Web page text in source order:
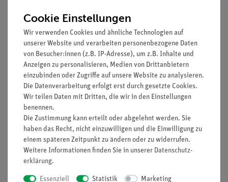
sowie ein- und ausschaltbarer Ausgang über den
PC-Software zur Fernsteuerung über USB 2.0
Zeitlich programmierbare Zyklen der Strom- und
Spannungsausgabe über die PC-Software
Schutzkontakt, aktiver PFC und große Energieeffizienz
durch intelligente Lüfterregelung
Drehgeber mit Grob- und Feineinstellung
LabViewTM - Treiber auf Software CD
Sicherheit: EN 61010-1, EN 60950-1
Zubehör: Netzkabel, USB-Kabel, Software für Windows
XP/VISTA/7/8 und Bedienungsanleitung
Anzeige 3-stellige 15 mm grüne LED-Anzeige
Cookie Einstellungen
Wir verwenden Cookies und ähnliche Technologien auf
unserer Website und verarbeiten personenbezogene Daten
von Besucher:innen (z.B. IP-Adresse), um z.B. Inhalte und
Anzeigen zu personalisieren, Medien von Drittanbietern
einzubinden oder Zugriffe auf unsere Website zu analysieren.
Die Datenverarbeitung erfolgt erst durch gesetzte Cookies.
Wir teilen Daten mit Dritten, die wir in den Einstellungen
benennen.
Die Zustimmung kann erteilt oder abgelehnt werden. Sie
haben das Recht, nicht einzuwilligen und die Einwilligung zu
einem späteren Zeitpunkt zu ändern oder zu widerrufen.
Weitere Informationen finden Sie in unserer Daten­schutz­
erklärung.
Essenziell Statistik Marketing